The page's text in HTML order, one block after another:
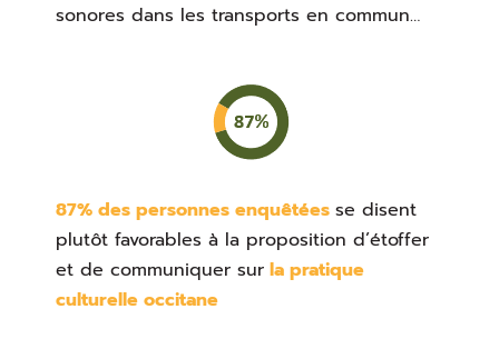
sonores dans les transports en commun…
87% des personnes enquêtées se disent
plutôt favorables à la proposition d’étoffer
et de communiquer sur la pratique
culturelle occitane